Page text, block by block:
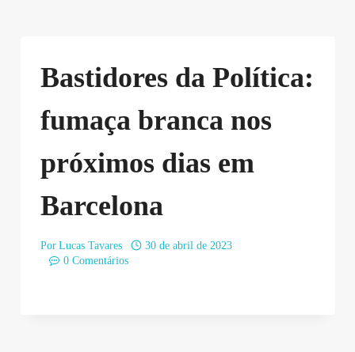
Bastidores da Política:
fumaça branca nos
próximos dias em
Barcelona
Por Lucas Tavares
30 de abril de 2023
0 Comentários